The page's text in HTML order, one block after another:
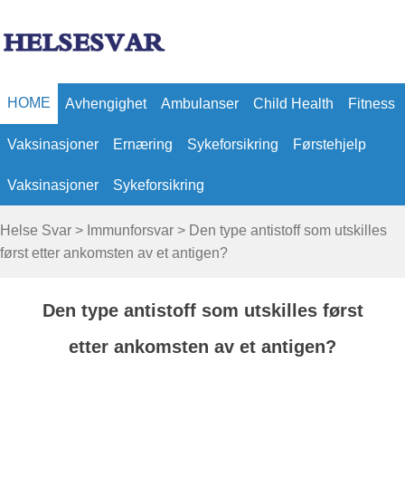
HOME Avhengighet Ambulanser Child Health Fitness
Vaksinasjoner Ernæring Sykeforsikring Førstehjelp
Vaksinasjoner Sykeforsikring
Helse Svar > Immunforsvar > Den type antistoff som utskilles
først etter ankomsten av et antigen?
Den type antistoff som utskilles først
etter ankomsten av et antigen?